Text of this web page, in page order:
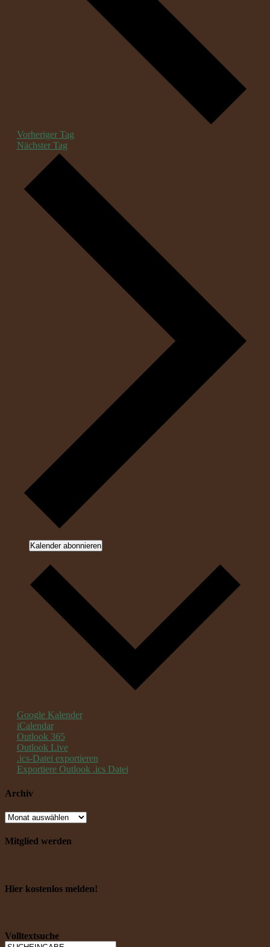
Vorheriger Tag
Nächster Tag
Kalender abonnieren
Google Kalender
iCalendar
Outlook 365
Outlook Live
.ics-Datei exportieren
Exportiere Outlook .ics Datei
Archiv
Mitglied werden
Hier kostenlos melden!
Volltextsuche